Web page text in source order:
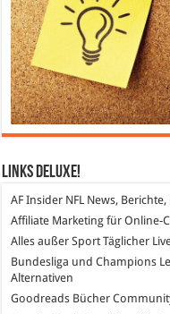
Links DeLuXe!
AF Insider NFL News,
Affiliate Marketing für Online-
Alles außer Sport Täglicher
Bundesliga und Champions
Alternativen
Goodreads Bücher